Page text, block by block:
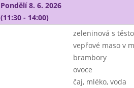
Pondělí 8. 6. 2026
(11:30 - 14:00)
zeleninová s
vepřové maso v
brambory
ovoce
čaj, mléko, voda